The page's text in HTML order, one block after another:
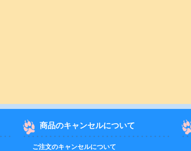
商品のキャンセルについて
ご注文のキャンセルについて